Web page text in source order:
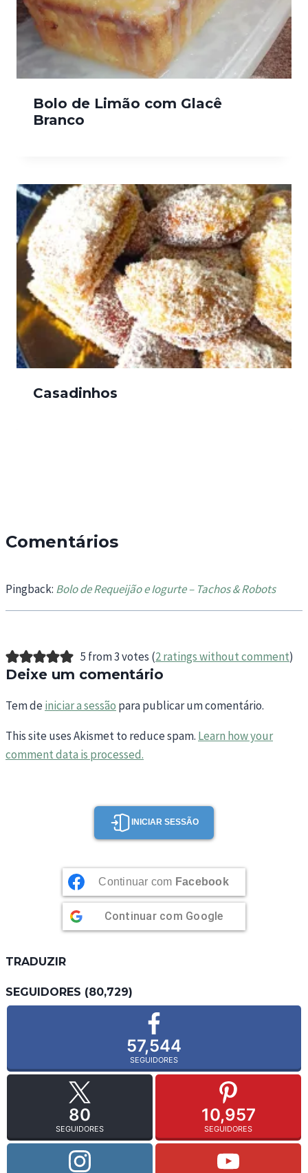
Bolo de Limão com Glacê
Branco
Casadinhos
Comentários
Pingback: Bolo de Requeijão e Iogurte – Tachos & Robots
5 from 3 votes (2 ratings without comment)
Deixe um comentário
Tem deiniciar a sessão para publicar um comentário.
This site uses Akismet to reduce spam. Learn how your
comment data is processed.
INICIAR SESSÃO
Continuar com Facebook
Continuar com Google
TRADUZIR
SEGUIDORES (80,729)
57,544
SEGUIDORES
80
SEGUIDORES
10,957
SEGUIDORES